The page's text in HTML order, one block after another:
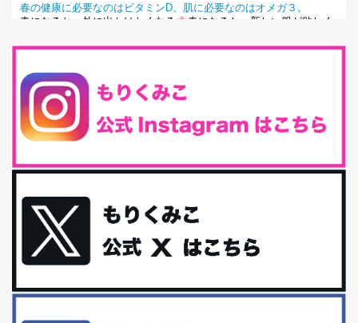
春の健康に必要なのはビタミンD。肌に必要なのはオメガ３。
春になると、外に出かけたくなる
春になると、新しい服が欲しく
最近、グラノーラ迷子になっていた私です。が、と〜〜〜っても美
味しくて栄養たっぷりのグラノーラを発...
腸活は「食事」だけだと思っていませんか？私の腸活完全版！
腸内環境を整えることは、健康維持の中でいっちばん大事！だと私
最近お風呂上がりの炭酸水をシリカシリカにしているんだけど確か
に髪と爪が丈夫になった気がする。炭酸...
体に優しい、私のふるさと納税５選。
今回は、最近毎回定期的に購入している「楽天ふるさと納税」の返
礼品トップ５を紹介します。今までいろ...
更年期を穏やかに乗りきるために今できる５つのこと。